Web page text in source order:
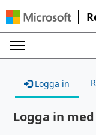
Logga in
Logga in